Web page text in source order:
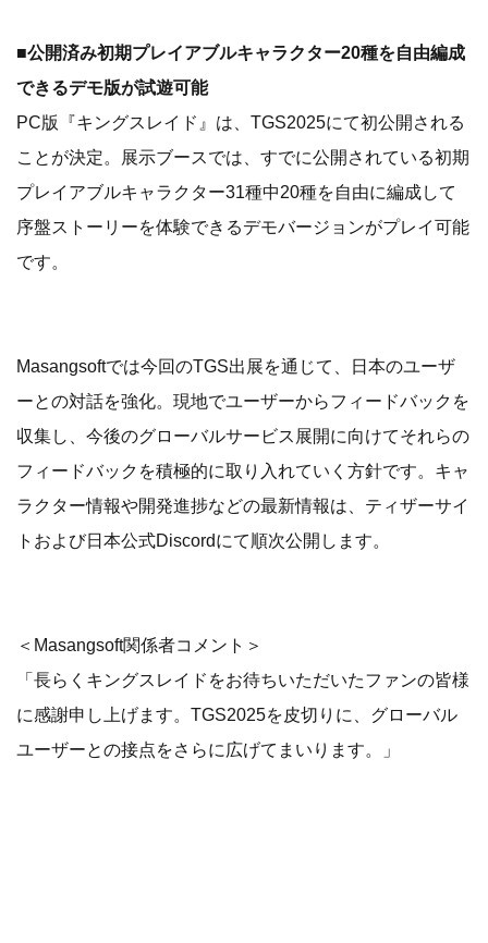
■公開済み初期プレイアブルキャラクター20種を自由編成
できるデモ版が試遊可能
PC版『キングスレイド』は、TGS2025にて初公開される
ことが決定。展示ブースでは、すでに公開されている初期
プレイアブルキャラクター31種中20種を自由に編成して
序盤ストーリーを体験できるデモバージョンがプレイ可能
です。
Masangsoftでは今回のTGS出展を通じて、日本のユーザ
ーとの対話を強化。現地でユーザーからフィードバックを
収集し、今後のグローバルサービス展開に向けてそれらの
フィードバックを積極的に取り入れていく方針です。キャ
ラクター情報や開発進捗などの最新情報は、ティザーサイ
トおよび日本公式Discordにて順次公開します。
＜Masangsoft関係者コメント＞
「長らくキングスレイドをお待ちいただいたファンの皆様
に感謝申し上げます。TGS2025を皮切りに、グローバル
ユーザーとの接点をさらに広げてまいります。」